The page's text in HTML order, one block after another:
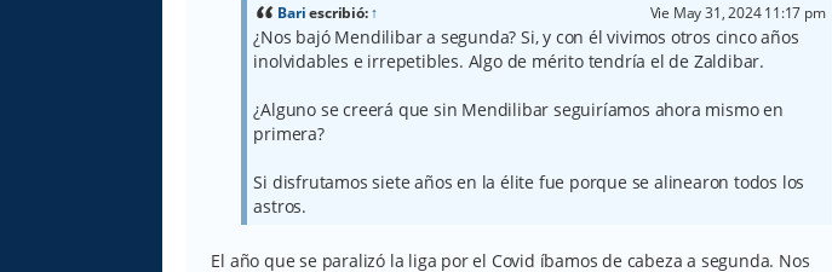
Bariescribió:↑ Vie May 31, 2024 11:17 pm
¿Nos bajó Mendilibar a segunda? Si, y con él vivimos otros cinco años
inolvidables e irrepetibles. Algo de mérito tendría el de Zaldibar.
¿Alguno se creerá que sin Mendilibar seguiríamos ahora mismo en
primera?
Si disfrutamos siete años en la élite fue porque se alinearon todos los
astros.
El año que se paralizó la liga por el Covid íbamos de cabeza a segunda. Nos